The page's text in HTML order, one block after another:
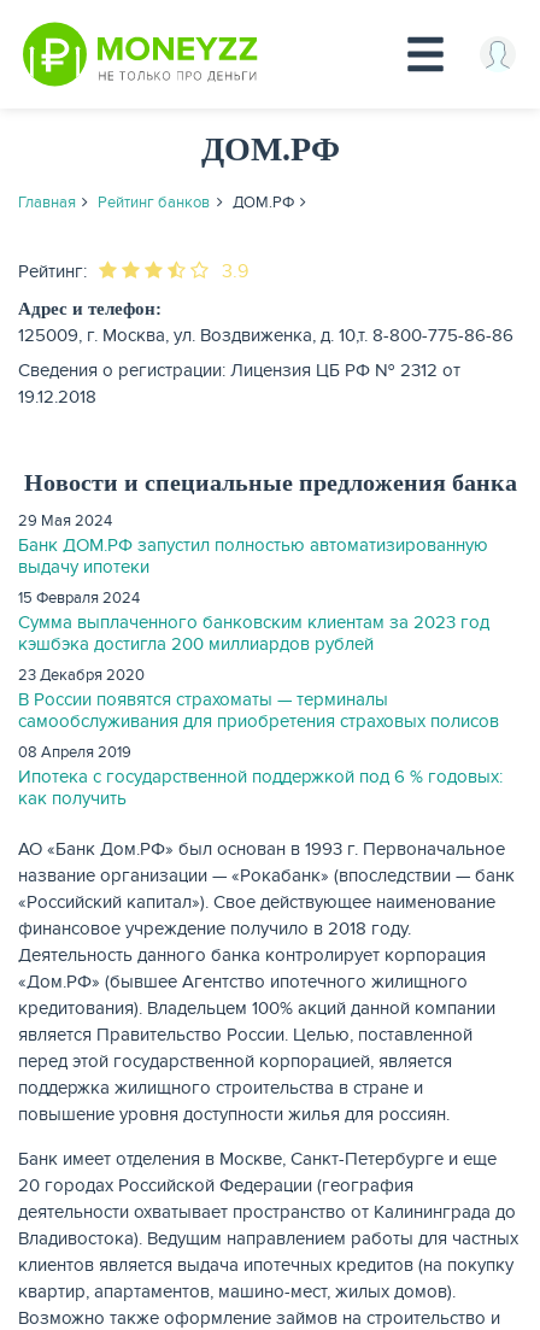
содержанию
КРЕДИТЫ
ЗАЙМЫ
НАКОПЛЕНИЯ
ДОМ.РФ
Главная Рейтинг банков ДОМ.РФ
Рейтинг: 3.9
Адрес и телефон:
125009, г. Москва, ул. Воздвиженка, д. 10,т. 8-800-775-86-86
Сведения о регистрации: Лицензия ЦБ РФ № 2312 от
19.12.2018
Новости и специальные предложения банка
29 Мая 2024
Банк ДОМ.РФ запустил полностью автоматизированную
выдачу ипотеки
15 Февраля 2024
Сумма выплаченного банковским клиентам за 2023 год
кэшбэка достигла 200 миллиардов рублей
23 Декабря 2020
В России появятся страхоматы — терминалы
самообслуживания для приобретения страховых полисов
08 Апреля 2019
Ипотека с государственной поддержкой под 6 % годовых:
как получить
АО «Банк Дом.РФ» был основан в 1993 г. Первоначальное
название организации — «Рокабанк» (впоследствии — банк
«Российский капитал»). Свое действующее наименование
финансовое учреждение получило в 2018 году.
Деятельность данного банка контролирует корпорация
«Дом.РФ» (бывшее Агентство ипотечного жилищного
кредитования). Владельцем 100% акций данной компании
является Правительство России. Целью, поставленной
перед этой государственной корпорацией, является
поддержка жилищного строительства в стране и
повышение уровня доступности жилья для россиян.
Банк имеет отделения в Москве, Санкт-Петербурге и еще
20 городах Российской Федерации (география
деятельности охватывает пространство от Калининграда до
Владивостока). Ведущим направлением работы для частных
клиентов является выдача ипотечных кредитов (на покупку
квартир, апартаментов, машино-мест, жилых домов).
Возможно также оформление займов на строительство и